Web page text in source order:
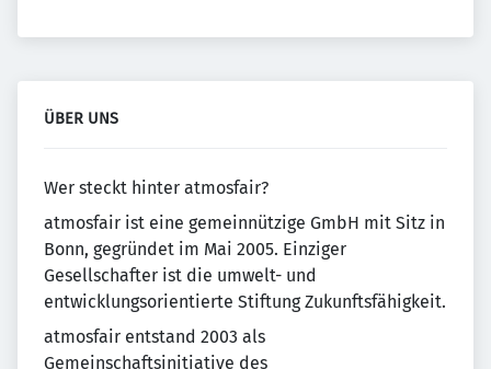
ÜBER UNS
Wer steckt hinter atmosfair?
atmosfair ist eine gemeinnützige GmbH mit Sitz in
Bonn, gegründet im Mai 2005. Einziger
Gesellschafter ist die umwelt- und
entwicklungsorientierte Stiftung Zukunftsfähigkeit.
atmosfair entstand 2003 als
Gemeinschaftsinitiative des